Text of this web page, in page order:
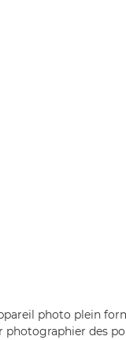
photo plein
photographier des